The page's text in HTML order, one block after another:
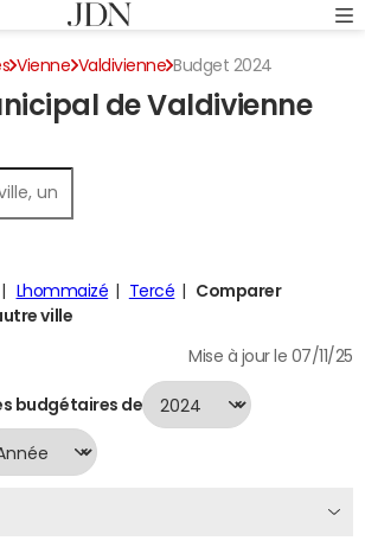
Vienne Valdivienne Budget 2024
de Valdivienne
Lhommaizé Tercé
Comparer
ville
Mise à jour le 07/11/25
budgétaires de